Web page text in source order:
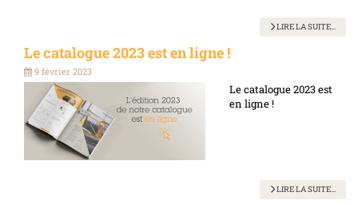
LIRE LA SUITE...
Le catalogue 2023 est en ligne !
9 février 2023
Le catalogue 2023 est
en ligne !
LIRE LA SUITE...